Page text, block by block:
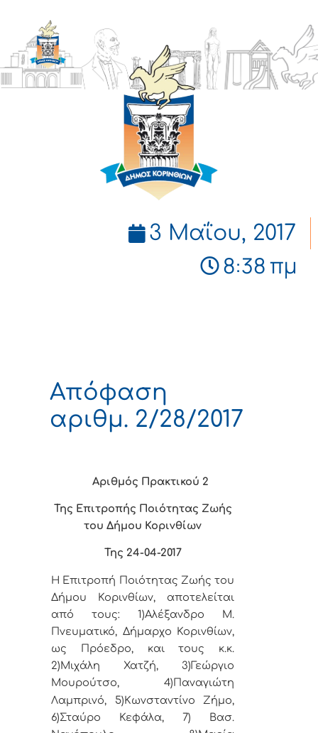
ΔΗΜΟΣ
ΚΟΡΙΝΘΙΩΝ
3 Μαΐου, 2017
8:38 πμ
Απόφαση
αριθμ. 2/28/2017
Αριθμός Πρακτικού 2
Της Επιτροπής Ποιότητας Ζωής
του Δήμου Κορινθίων
Της 24-04-2017
Η Επιτροπή Ποιότητας Ζωής του
Δήμου Κορινθίων, αποτελείται
από τους: 1)Αλέξανδρο Μ.
Πνευματικό, Δήμαρχο Κορινθίων,
ως Πρόεδρο, και τους κ.κ.
2)Μιχάλη Χατζή, 3)Γεώργιο
Μουρούτσο,
4)Παναγιώτη
Λαμπρινό, 5)Κωνσταντίνο Ζήμο,
6)Σταύρο Κεφάλα, 7) Βασ.